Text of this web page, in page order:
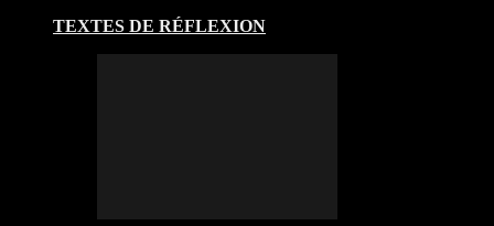
TEXTES DE RÉFLEXION